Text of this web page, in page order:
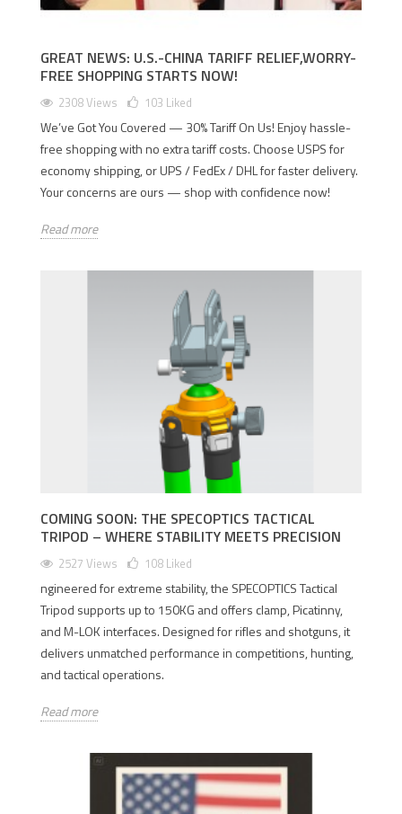
GREAT NEWS: U.S.-CHINA TARIFF RELIEF,WORRY-
FREE SHOPPING STARTS NOW!
2308 Views 103 Liked
We’ve Got You Covered — 30% Tariff On Us! Enjoy hassle-
free shopping with no extra tariff costs. Choose USPS for
economy shipping, or UPS / FedEx / DHL for faster delivery.
Your concerns are ours — shop with confidence now!
Read more
COMING SOON: THE SPECOPTICS TACTICAL
TRIPOD – WHERE STABILITY MEETS PRECISION
2527 Views 108 Liked
ngineered for extreme stability, the SPECOPTICS Tactical
Tripod supports up to 150KG and offers clamp, Picatinny,
and M-LOK interfaces. Designed for rifles and shotguns, it
delivers unmatched performance in competitions, hunting,
and tactical operations.
Read more